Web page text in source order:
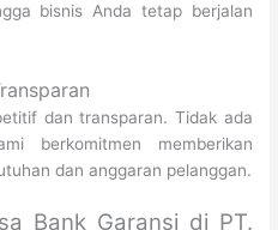
bisnis Anda tetap berjalan
dan transparan. Tidak ada
berkomitmen memberikan
dan anggaran pelanggan.
Bank Garansi di PT.